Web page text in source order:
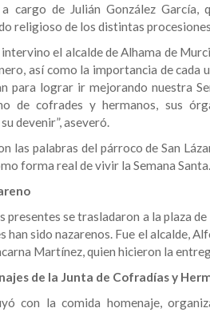
cargo de Julián González
religioso de los distintas
el alcalde de Alhama de
así como la importancia de cada
para lograr ir mejorando nuestra
de cofrades y hermanos, sus
devenir”, aseveró.
las palabras del párroco de San
forma real de vivir la Semana Santa.
presentes se trasladaron a la plaza
han sido nazarenos. Fue el alcalde,
Martínez, quien hicieron la
de la Junta de Cofradías y
con la comida homenaje,